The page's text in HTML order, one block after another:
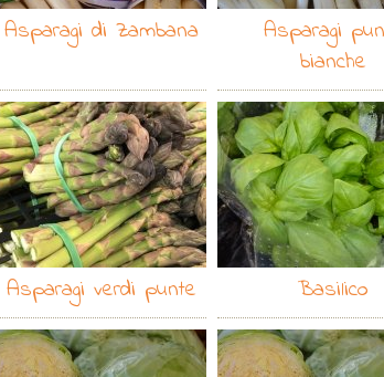
Asparagi di Zambana
Asparagi
bianche
Asparagi verdi punte Basilico